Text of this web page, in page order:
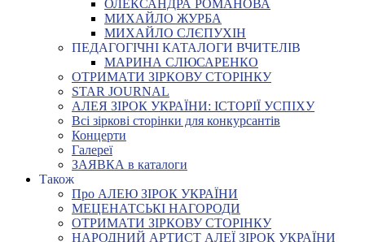
ОЛЕКСАНДРА РОМАНОВА
МИХАЙЛО ЖУРБА
МИХАЙЛО СЛЄПУХІН
ПЕДАГОГІЧНІ КАТАЛОГИ ВЧИТЕЛІВ
МАРИНА СЛЮСАРЕНКО
ОТРИМАТИ ЗІРКОВУ СТОРІНКУ
STAR JOURNAL
АЛЕЯ ЗІРОК УКРАЇНИ: ІСТОРІЇ УСПІХУ
Всі зіркові сторінки для конкурсантів
Концерти
Галереї
ЗАЯВКА в каталоги
Також
Про АЛЕЮ ЗІРОК УКРАЇНИ
МЕЦЕНАТСЬКІ НАГОРОДИ
ОТРИМАТИ ЗІРКОВУ СТОРІНКУ
НАРОДНИЙ АРТИСТ АЛЕЇ ЗІРОК УКРАЇНИ